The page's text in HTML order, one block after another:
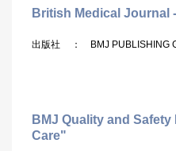
British Medical Journal
出版社 ： BMJ PUBLISHING
BMJ Quality and
Care"